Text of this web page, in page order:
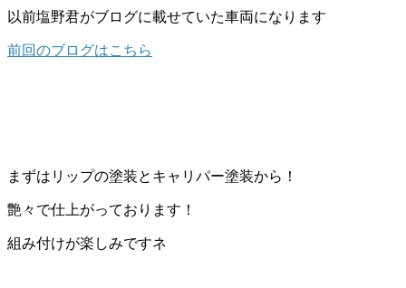
以前塩野君がブログに載せていた車両になります
前回のブログはこちら
まずはリップの塗装とキャリパー塗装から！
艶々で仕上がっております！
組み付けが楽しみですネ